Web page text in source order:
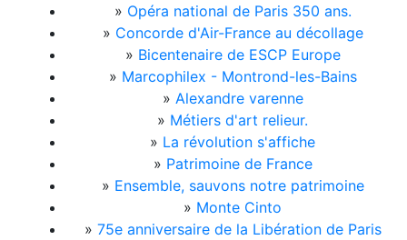
» Opéra national de Paris 350 ans.
» Concorde d'Air-France au décollage
» Bicentenaire de ESCP Europe
» Marcophilex - Montrond-les-Bains
» Alexandre varenne
» Métiers d'art relieur.
» La révolution s'affiche
» Patrimoine de France
» Ensemble, sauvons notre patrimoine
» Monte Cinto
» 75e anniversaire de la Libération de Paris